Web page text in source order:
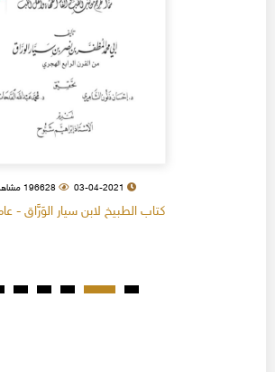
03-04-2021 196628 مشاهدة
كتاب الطبيخ لابن سيار الوَرَّاق - عام 940م